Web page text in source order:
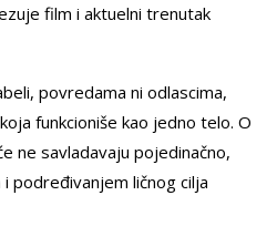
film i aktuelni trenutak
povredama ni odlascima,
funkcioniše kao jedno telo. O
ne savladavaju pojedinačno,
podređivanjem ličnog cilja